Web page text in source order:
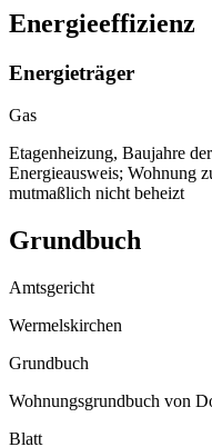
Energieeffizienz
Energieträger
Gas
Etagenheizung, Baujahre
Energieausweis; Wohnung
mutmaßlich nicht beheizt
Grundbuch
Amtsgericht
Wermelskirchen
Grundbuch
Wohnungsgrundbuch von
Blatt